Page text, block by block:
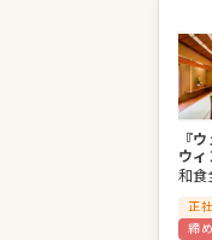
『
ウ
和食
正
締